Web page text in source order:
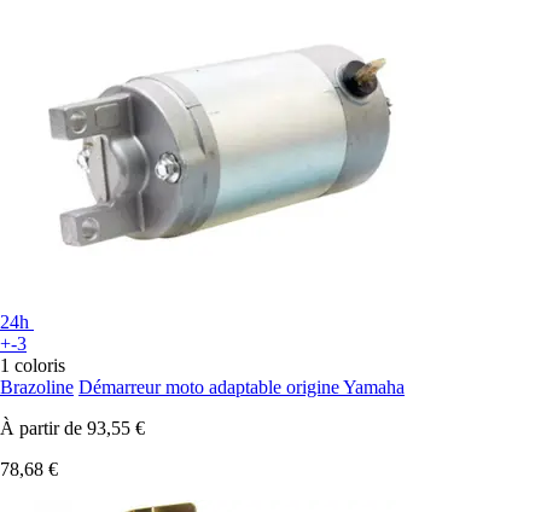
24h
+-3
1 coloris
Brazoline Démarreur moto adaptable origine Yamaha
À partir de 93,55 €
78,68 €